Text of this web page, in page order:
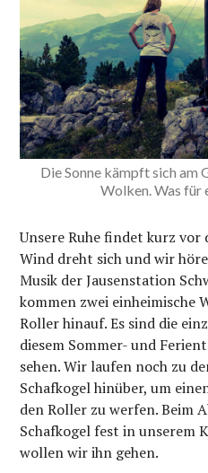
Die Sonne kämpft sich am
Wolken. Was für
Unsere Ruhe findet kurz vor
Wind dreht sich und wir
Musik der Jausenstation
kommen zwei einheimische
Roller hinauf. Es sind die
diesem Sommer- und
sehen. Wir laufen noch zu
Schafkogel hinüber, um
den Roller zu werfen. Beim
Schafkogel fest in unserem
wollen wir ihn gehen.